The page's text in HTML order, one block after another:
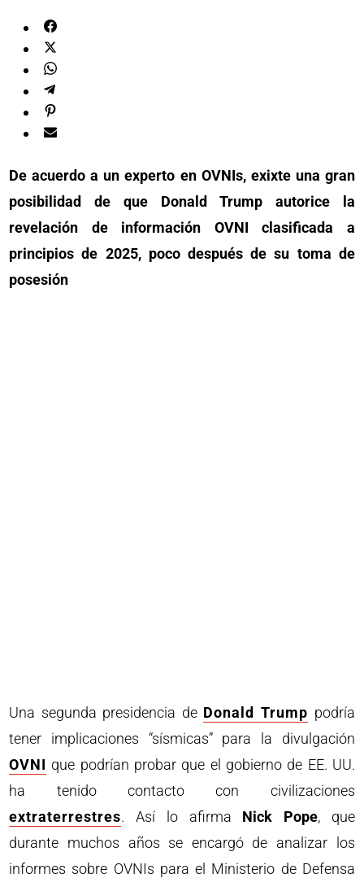
De acuerdo a un experto en OVNIs, exixte una gran
posibilidad de que Donald Trump autorice la
revelación de información OVNI clasificada a
principios de 2025, poco después de su toma de
posesión
Una segunda presidencia de Donald Trump podría
tener implicaciones “sísmicas” para la divulgación
OVNI que podrían probar que el gobierno de EE. UU.
ha tenido contacto con civilizaciones
extraterrestres. Así lo afirma Nick Pope, que
durante muchos años se encargó de analizar los
informes sobre OVNIs para el Ministerio de Defensa